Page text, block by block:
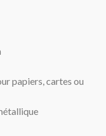
papiers, cartes ou